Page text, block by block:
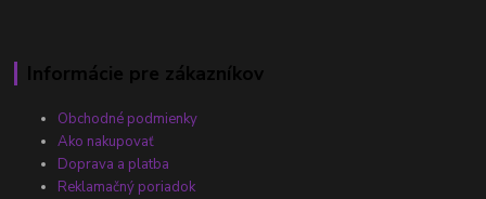
Informácie pre zákazníkov
Obchodné podmienky
Ako nakupovať
Doprava a platba
Reklamačný poriadok